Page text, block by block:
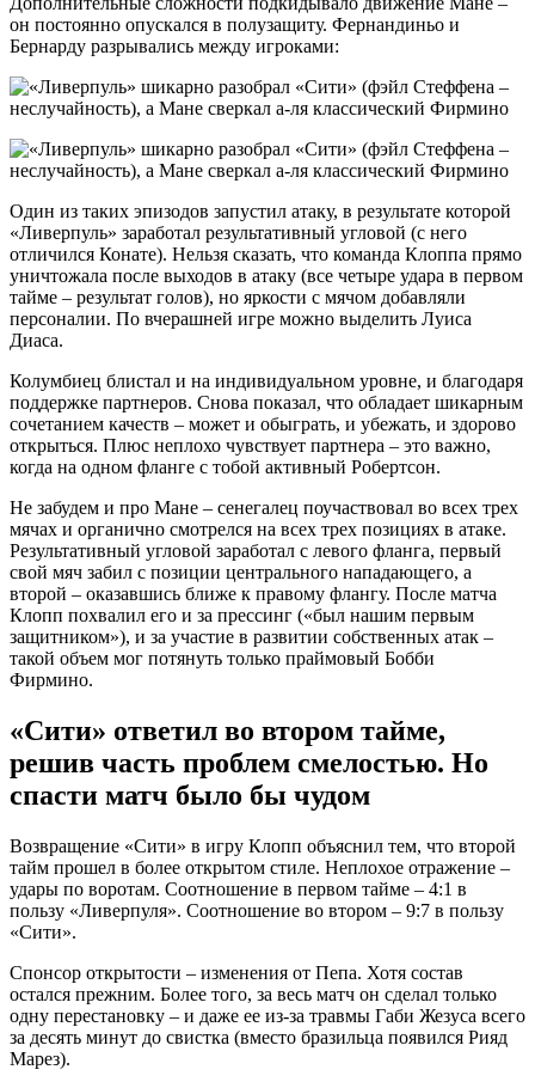
он постоянно опускался в полузащиту. Фернандиньо и
Бернарду разрывались между игроками:
Один из таких эпизодов запустил атаку, в результате которой
«Ливерпуль» заработал результативный угловой (с него
отличился Конате). Нельзя сказать, что команда Клоппа прямо
уничтожала после выходов в атаку (все четыре удара в первом
тайме – результат голов), но яркости с мячом добавляли
персоналии. По вчерашней игре можно выделить Луиса
Диаса.
Колумбиец блистал и на индивидуальном уровне, и благодаря
поддержке партнеров. Снова показал, что обладает шикарным
сочетанием качеств – может и обыграть, и убежать, и здорово
открыться. Плюс неплохо чувствует партнера – это важно,
когда на одном фланге с тобой активный Робертсон.
Не забудем и про Мане – сенегалец поучаствовал во всех трех
мячах и органично смотрелся на всех трех позициях в атаке.
Результативный угловой заработал с левого фланга, первый
свой мяч забил с позиции центрального нападающего, а
второй – оказавшись ближе к правому флангу. После матча
Клопп похвалил его и за прессинг («был нашим первым
защитником»), и за участие в развитии собственных атак –
такой объем мог потянуть только праймовый Бобби
Фирмино.
«Сити» ответил во втором тайме,
решив часть проблем смелостью. Но
спасти матч было бы чудом
Возвращение «Сити» в игру Клопп объяснил тем, что второй
тайм прошел в более открытом стиле. Неплохое отражение –
удары по воротам. Соотношение в первом тайме – 4:1 в
пользу «Ливерпуля». Соотношение во втором – 9:7 в пользу
«Сити».
Спонсор открытости – изменения от Пепа. Хотя состав
остался прежним. Более того, за весь матч он сделал только
одну перестановку – и даже ее из-за травмы Габи Жезуса всего
за десять минут до свистка (вместо бразильца появился Рияд
Марез).